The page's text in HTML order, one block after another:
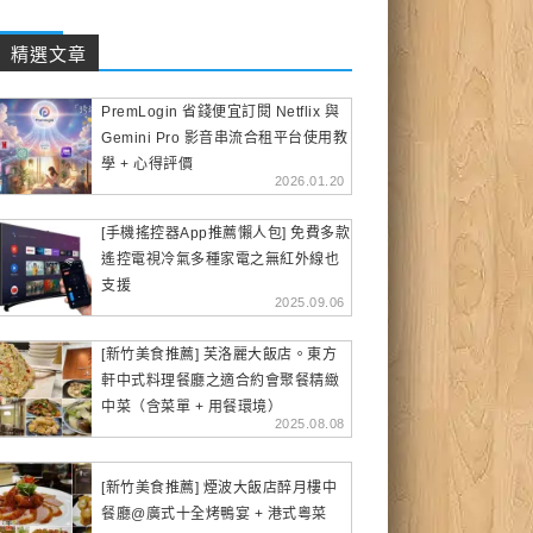
精選文章
PremLogin 省錢便宜訂閱 Netflix 與
Gemini Pro 影音串流合租平台使用教
學 + 心得評價
2026.01.20
[手機搖控器App推薦懶人包] 免費多款
遙控電視冷氣多種家電之無紅外線也
支援
2025.09.06
[新竹美食推薦] 芙洛麗大飯店。東方
軒中式料理餐廳之適合約會聚餐精緻
中菜（含菜單 + 用餐環境）
2025.08.08
[新竹美食推薦] 煙波大飯店醉月樓中
餐廳@廣式十全烤鴨宴 + 港式粵菜